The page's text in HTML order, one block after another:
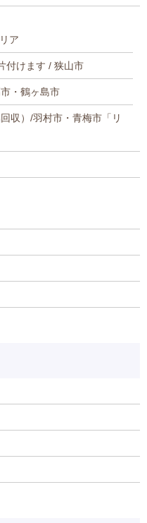
ア
付けます / 狭山市
・鶴ヶ島市
収）/羽村市・青梅市「リ